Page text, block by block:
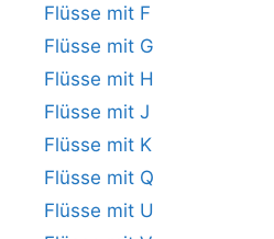
Flüsse mit F
Flüsse mit G
Flüsse mit H
Flüsse mit J
Flüsse mit K
Flüsse mit Q
Flüsse mit U